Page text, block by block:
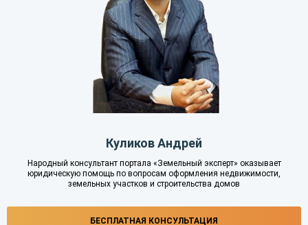
Куликов Андрей
Народный консультант портала «Земельный эксперт» оказывает
юридическую помощь по вопросам оформления недвижимости,
земельных участков и строительства домов
БЕСПЛАТНАЯ КОНСУЛЬТАЦИЯ